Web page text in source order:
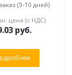
(5-10 дней)
цена (с НДС)
руб.